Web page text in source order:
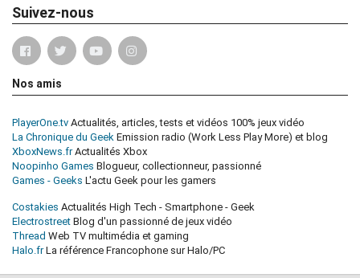
Suivez-nous
Nos amis
PlayerOne.tv Actualités, articles, tests et vidéos 100% jeux vidéo
La Chronique du Geek Emission radio (Work Less Play More) et blog
XboxNews.frActualités Xbox
Noopinho Games Blogueur, collectionneur, passionné
Games - Geeks L'actu Geek pour les gamers
Costakies Actualités High Tech - Smartphone - Geek
Electrostreet Blog d'un passionné de jeux vidéo
Thread Web TV multimédia et gaming
Halo.frLa référence Francophone sur Halo/PC